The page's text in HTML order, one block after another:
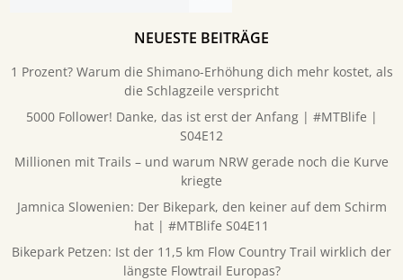
NEUESTE BEITRÄGE
1 Prozent? Warum die Shimano-Erhöhung dich mehr kostet, als
die Schlagzeile verspricht
5000 Follower! Danke, das ist erst der Anfang | #MTBlife |
S04E12
Millionen mit Trails – und warum NRW gerade noch die Kurve
kriegte
Jamnica Slowenien: Der Bikepark, den keiner auf dem Schirm
hat | #MTBlife S04E11
Bikepark Petzen: Ist der 11,5 km Flow Country Trail wirklich der
längste Flowtrail Europas?